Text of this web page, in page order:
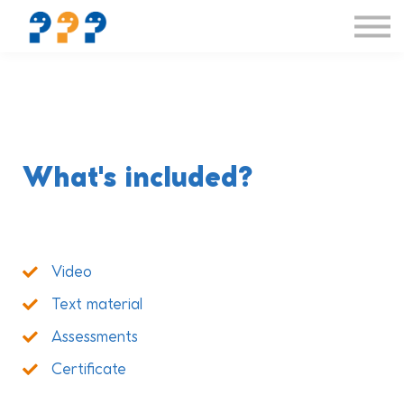
What's included?
Video
Text material
Assessments
Certificate